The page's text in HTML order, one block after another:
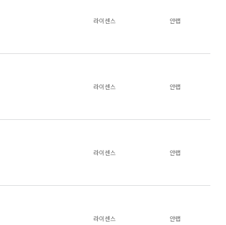
라이센스 안랩
라이센스 안랩
라이센스 안랩
라이센스 안랩